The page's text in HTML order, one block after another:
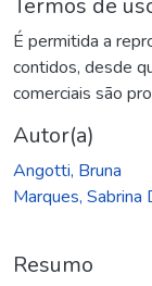
É permitida a
contidos, desde
comerciais são
Autor(a)
Angotti, Bruna
Marques, Sabrina
Resumo